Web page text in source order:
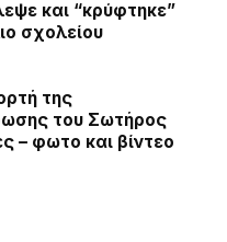
και “κρύφτηκε”
σχολείου
της
του Σωτήρος
– φωτο και βίντεο